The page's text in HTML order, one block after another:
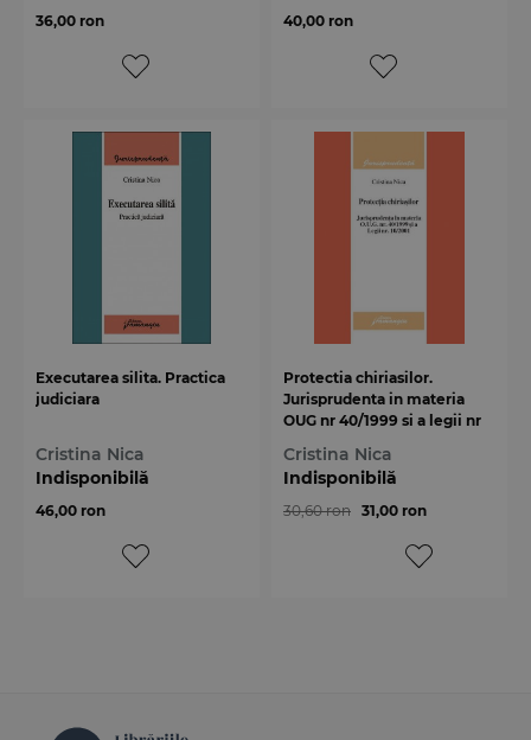
36,00 ron 40,00 ron
Executarea silita. Practica
judiciara
Cristina Nica
Indisponibilă
46,00 ron
Protectia chiriasilor.
Jurisprudenta in materia
OUG nr 40/1999 si a legii nr
Cristina Nica
Indisponibilă
30,60 ron 31,00 ron